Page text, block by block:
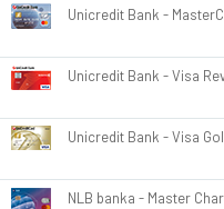
Unicredit Bank -
Unicredit Bank - Visa
Unicredit Bank - Visa
NLB banka - Master